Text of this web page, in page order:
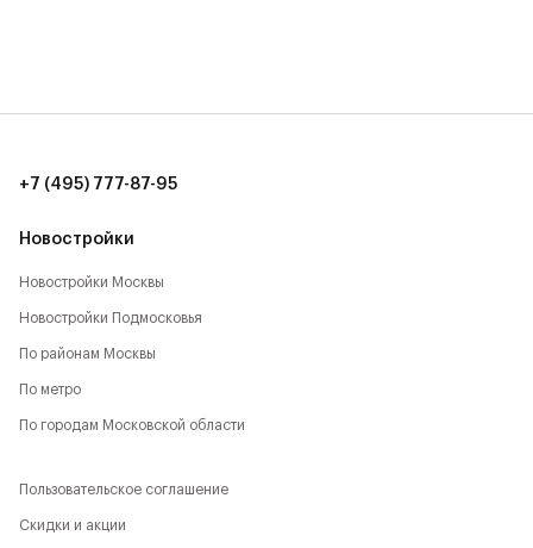
Новостройки
Новостройки Москвы
Новостройки Подмосковья
По районам Москвы
По метро
По городам Московской области
+7 (495) 777-87-95
Пользовательское соглашение
Скидки и акции